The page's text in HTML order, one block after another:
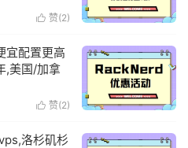
 赞(2)
宜配置更高
,美国/加拿
 赞(2)
洛杉矶杉